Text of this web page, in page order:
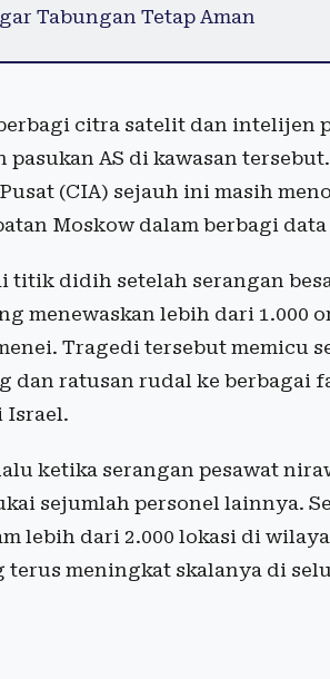
Tabungan Tetap Aman
citra satelit dan intelijen
AS di kawasan
(CIA) sejauh ini masih
Moskow dalam berbagi
titik didih setelah serangan
menewaskan lebih dari 1.000
Tragedi tersebut memicu
dan ratusan rudal ke berbagai
Israel.
ketika serangan pesawat
sejumlah personel lainnya.
lebih dari 2.000 lokasi di
meningkat skalanya di